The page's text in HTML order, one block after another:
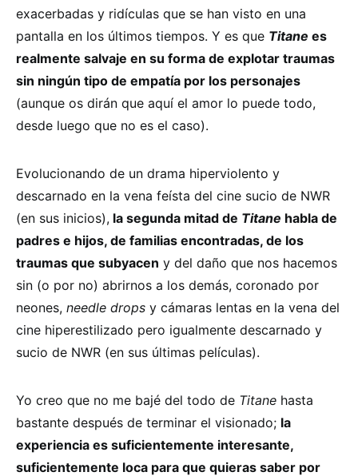
exacerbadas y ridículas que se han visto en una
pantalla en los últimos tiempos. Y es que Titane es
realmente salvaje en su forma de explotar traumas
sin ningún tipo de empatía por los personajes
(aunque os dirán que aquí el amor lo puede todo,
desde luego que no es el caso).
Evolucionando de un drama hiperviolento y
descarnado en la vena feísta del cine sucio de NWR
(en sus inicios), la segunda mitad de Titane habla de
padres e hijos, de familias encontradas, de los
traumas que subyacen y del daño que nos hacemos
sin (o por no) abrirnos a los demás, coronado por
neones, needle drops y cámaras lentas en la vena del
cine hiperestilizado pero igualmente descarnado y
sucio de NWR (en sus últimas películas).
Yo creo que no me bajé del todo de Titane hasta
bastante después de terminar el visionado; la
experiencia es suficientemente interesante,
suficientemente loca para que quieras saber por